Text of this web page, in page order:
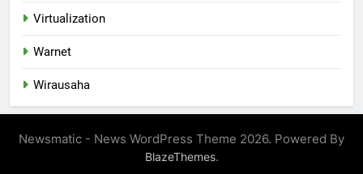
Virtualization
Warnet
Wirausaha
Newsmatic - News WordPress Theme 2026. Powered By
BlazeThemes.